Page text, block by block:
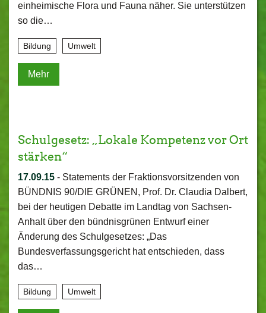
einheimische Flora und Fauna näher. Sie unterstützen
so die…
Bildung Umwelt
Mehr
Schulgesetz: „Lokale Kompetenz vor Ort
stärken“
17.09.15 - Statements der Fraktionsvorsitzenden von
BÜNDNIS 90/DIE GRÜNEN, Prof. Dr. Claudia Dalbert,
bei der heutigen Debatte im Landtag von Sachsen-
Anhalt über den bündnisgrünen Entwurf einer
Änderung des Schulgesetzes: „Das
Bundesverfassungsgericht hat entschieden, dass
das…
Bildung Umwelt